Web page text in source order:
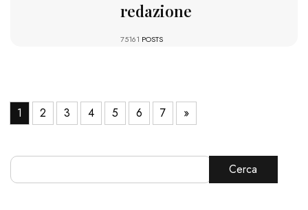
redazione
75161 POSTS
1 2 3 4 5 6 7 »
Cerca